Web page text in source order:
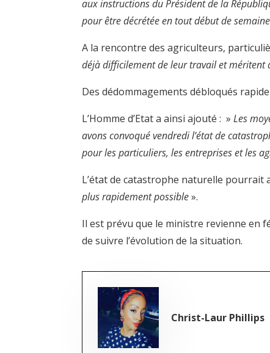
aux instructions du Président de la
pour être décrétée en tout début de
A la rencontre des agriculteurs,
déjà difficilement de leur travail et méritent
Des dédommagements débloqués
L’Homme d’Etat a ainsi ajouté : »Les
avons convoqué vendredi l’état de
pour les particuliers, les entreprises et les
L’état de catastrophe naturelle pourrait
plus rapidement possible».
Il est prévu que le ministre revienne en
de suivre l’évolution de la situation.
Christ-Laur Phillips